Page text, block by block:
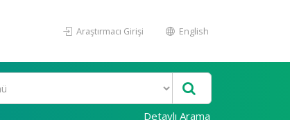
Araştırmacı Girişi English
Detaylı Arama